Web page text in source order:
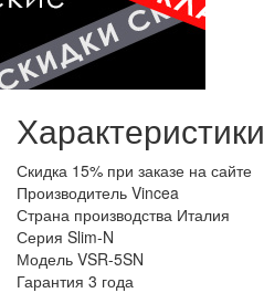
Характеристики
Скидка 15% при заказе на сайте
Производитель Vincea
Страна производства Италия
Серия Slim-N
Модель VSR-5SN
Гарантия 3 года